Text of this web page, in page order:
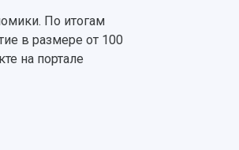
По итогам
в размере от 100
на портале